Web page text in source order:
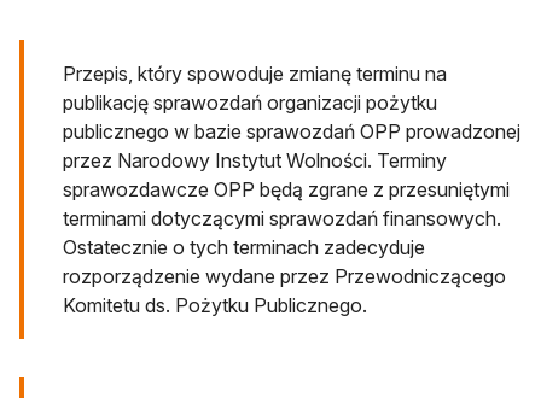
Przepis, który spowoduje zmianę terminu na
publikację sprawozdań organizacji pożytku
publicznego w bazie sprawozdań OPP prowadzonej
przez Narodowy Instytut Wolności. Terminy
sprawozdawcze OPP będą zgrane z przesuniętymi
terminami dotyczącymi sprawozdań finansowych.
Ostatecznie o tych terminach zadecyduje
rozporządzenie wydane przez Przewodniczącego
Komitetu ds. Pożytku Publicznego.